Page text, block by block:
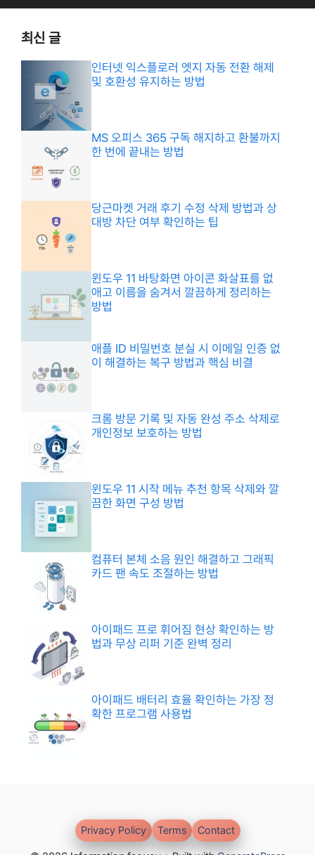
최신 글
인터넷 익스플로러 엣지 자동 전환 해제
및 호환성 유지하는 방법
MS 오피스 365 구독 해지하고 환불까지
한 번에 끝내는 방법
당근마켓 거래 후기 수정 삭제 방법과 상
대방 차단 여부 확인하는 팁
윈도우 11 바탕화면 아이콘 화살표를 없
애고 이름을 숨겨서 깔끔하게 정리하는
방법
애플 ID 비밀번호 분실 시 이메일 인증 없
이 해결하는 복구 방법과 핵심 비결
크롬 방문 기록 및 자동 완성 주소 삭제로
개인정보 보호하는 방법
윈도우 11 시작 메뉴 추천 항목 삭제와 깔
끔한 화면 구성 방법
컴퓨터 본체 소음 원인 해결하고 그래픽
카드 팬 속도 조절하는 방법
아이패드 프로 휘어짐 현상 확인하는 방
법과 무상 리퍼 기준 완벽 정리
아이패드 배터리 효율 확인하는 가장 정
확한 프로그램 사용법
Privacy Policy Terms Contact